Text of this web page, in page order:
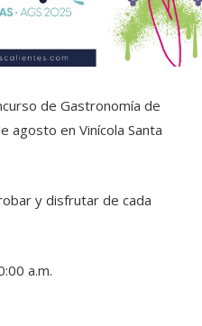
de Gastronomía de
agosto en Vinícola Santa
y disfrutar de cada
a.m.